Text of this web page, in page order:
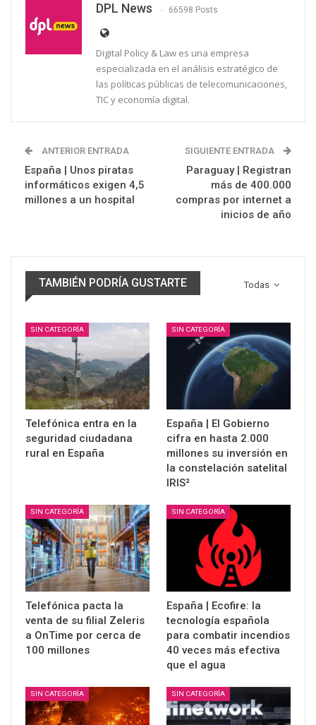
DPL News 66598 Posts
Digital Policy & Law es una empresa
especializada en el análisis estratégico de
las políticas públicas de telecomunicaciones,
TIC y economía digital.
ANTERIOR ENTRADA
España | Unos piratas
informáticos exigen 4,5
millones a un hospital
SIGUIENTE ENTRADA
Paraguay | Registran
más de 400.000
compras por internet a
inicios de año
Todas
TAMBIÉN PODRÍA GUSTARTE
SIN CATEGORÍA
Telefónica entra en la
seguridad ciudadana
rural en España
SIN CATEGORÍA
España | El Gobierno
cifra en hasta 2.000
millones su inversión en
la constelación satelital
IRIS²
SIN CATEGORÍA
Telefónica pacta la
venta de su filial Zeleris
a OnTime por cerca de
100 millones
SIN CATEGORÍA
España | Ecofire: la
tecnología española
para combatir incendios
40 veces más efectiva
que el agua
SIN CATEGORÍA SIN CATEGORÍA